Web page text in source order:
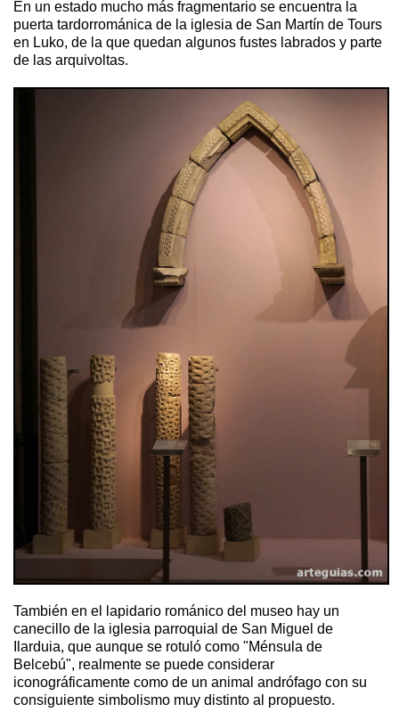
En un estado mucho más fragmentario se encuentra la
puerta tardorrománica de la iglesia de San Martín de Tours
en Luko, de la que quedan algunos fustes labrados y parte
de las arquivoltas.
También en el lapidario románico del museo hay un
canecillo de la iglesia parroquial de San Miguel de
Ilarduia, que aunque se rotuló como "Ménsula de
Belcebú", realmente se puede considerar
iconográficamente como de un animal andrófago con su
consiguiente simbolismo muy distinto al propuesto.